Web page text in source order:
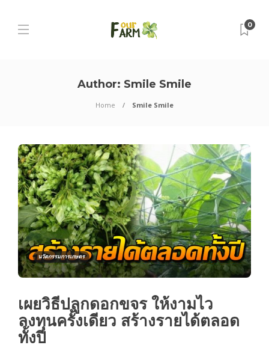
0
Author: Smile Smile
Home Smile Smile
นวัตกรรมการเกษตร
เผยวิธีปลูกดอกขจร ให้งามไว
ลงทุนครั้งเดียว สร้างรายได้ตลอด
ทั้งปี